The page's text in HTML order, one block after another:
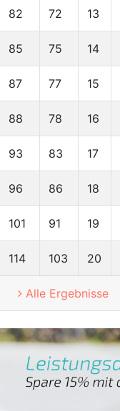
82 72 13
85 75 14
87 77 15
88 78 16
93 83 17
96 86 18
101 91 19
114 103 20
Alle Ergebnisse